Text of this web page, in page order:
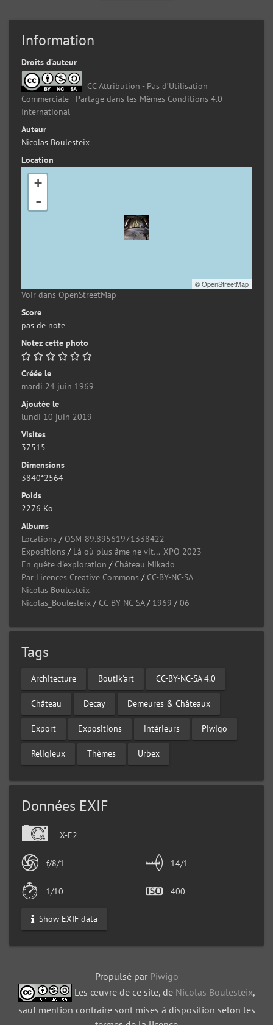
Information
Droits d’auteur
CC Attribution - Pas d’Utilisation
Commerciale - Partage dans les Mêmes Conditions 4.0
International
Auteur
Nicolas Boulesteix
Location
+
-
©OpenStreetMap
Voir dans OpenStreetMap
Score
pas de note
Notez cette photo
Créée le
mardi 24 juin 1969
Ajoutée le
lundi 10 juin 2019
Visites
37515
Dimensions
3840*2564
Poids
2276 Ko
Albums
Locations / OSM-89.89561971338422
Expositions / Là où plus âme ne vit… XPO 2023
En quête d'exploration / Château Mikado
Par Licences Creative Commons / CC-BY-NC-SA
Nicolas Boulesteix
Nicolas_Boulesteix / CC-BY-NC-SA/ 1969 /06
Tags
Architecture Boutik'art CC-BY-NC-SA 4.0
Château Decay Demeures & Châteaux
Export Expositions intérieurs Piwigo
Religieux Thèmes Urbex
Données EXIF
X-E2
f/8/1 14/1
1/10 400
Show EXIF data
Propulsé par Piwigo
Les œuvre de ce site, de Nicolas Boulesteix,
sauf mention contraire sont mises à disposition selon les